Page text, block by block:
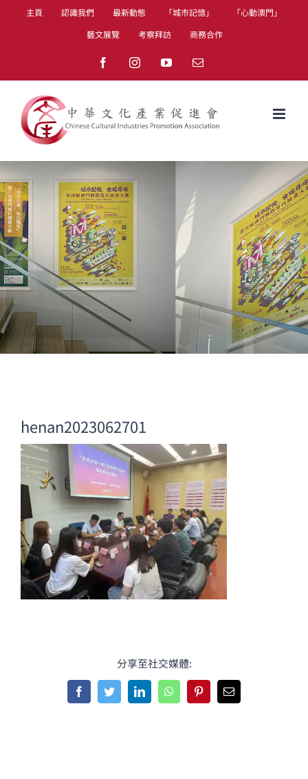
主頁 認識我們 最新動態 「城市記憶」
「心動澳門」
藝文展覽
考察拜訪 商務合作
FacebookInstagramYouTubeEmail
henan2023062701
分享至社交媒體:
FacebookTwitterLinkedInWhatsAppPinterestEmail